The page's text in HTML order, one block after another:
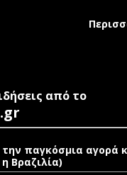
από το
την παγκόσμια αγορά
Βραζιλία)